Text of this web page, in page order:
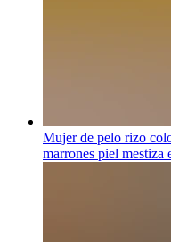
Mujer de pelo rizo
marrones piel mestiza